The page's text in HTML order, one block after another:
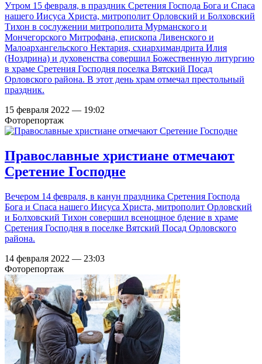
Утром 15 февраля, в праздник Сретения Господа Бога и Спаса
нашего Иисуса Христа, митрополит Орловский и Болховский
Тихон в сослужении митрополита Мурманского и
Мончегорского Митрофана, епископа Ливенского и
Малоархангельского Нектария, схиархимандрита Илия
(Ноздрина) и духовенства совершил Божественную литургию
в храме Сретения Господня поселка Вятский Посад
Орловского района. В этот день храм отмечал престольный
праздник.
15 февраля 2022 — 19:02
Фоторепортаж
Православные христиане отмечают
Сретение Господне
Вечером 14 февраля, в канун праздника Сретения Господа
Бога и Спаса нашего Иисуса Христа, митрополит Орловский
и Болховский Тихон совершил всенощное бдение в храме
Сретения Господня в поселке Вятский Посад Орловского
района.
14 февраля 2022 — 23:03
Фоторепортаж